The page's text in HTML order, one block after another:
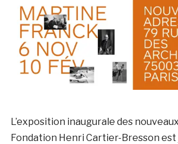
L’exposition inaugurale des
Fondation Henri Cartier-Bresson